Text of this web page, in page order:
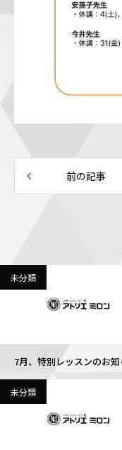
前の記事
未分類
7月、特別レッスンのお知
未分類